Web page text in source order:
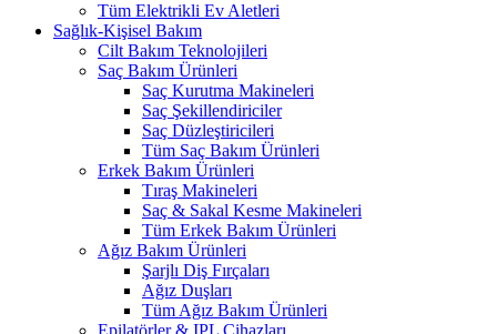
Tüm Elektrikli Ev Aletleri
Sağlık-Kişisel Bakım
Cilt Bakım Teknolojileri
Saç Bakım Ürünleri
Saç Kurutma Makineleri
Saç Şekillendiriciler
Saç Düzleştiricileri
Tüm Saç Bakım Ürünleri
Erkek Bakım Ürünleri
Tıraş Makineleri
Saç & Sakal Kesme Makineleri
Tüm Erkek Bakım Ürünleri
Ağız Bakım Ürünleri
Şarjlı Diş Fırçaları
Ağız Duşları
Tüm Ağız Bakım Ürünleri
Epilatörler & IPL Cihazları